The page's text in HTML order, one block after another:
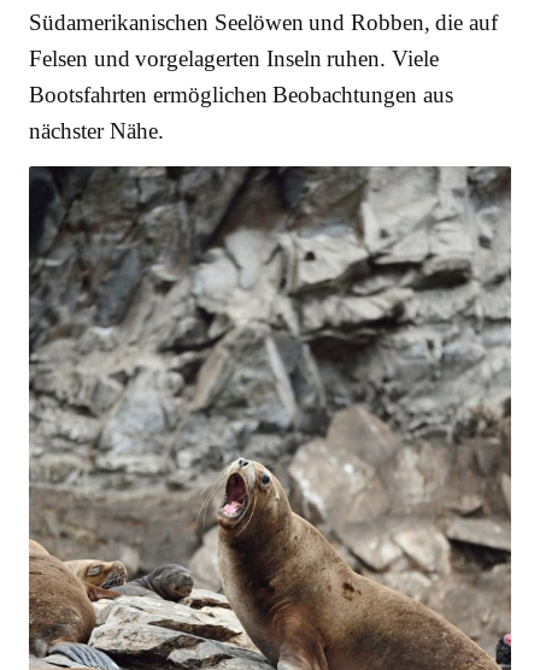
Südamerikanischen Seelöwen und Robben, die auf
Felsen und vorgelagerten Inseln ruhen. Viele
Bootsfahrten ermöglichen Beobachtungen aus
nächster Nähe.